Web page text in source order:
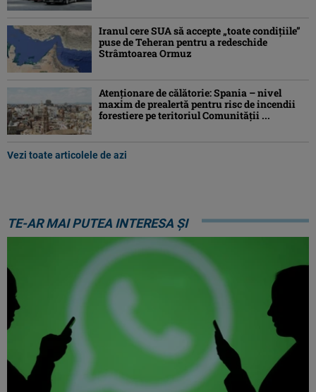
Iranul cere SUA să accepte „toate condiţiile”
puse de Teheran pentru a redeschide
Strâmtoarea Ormuz
Atenţionare de călătorie: Spania – nivel
maxim de prealertă pentru risc de incendii
forestiere pe teritoriul Comunităţii ...
Vezi toate articolele de azi
TE-AR MAI PUTEA INTERESA ȘI